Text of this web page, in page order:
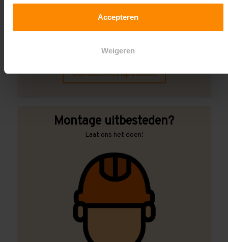
Accepteren
Weigeren
Een maat die niet op de site staat? Hogere
specialiteit!
Contact met specialist
Montage uitbesteden?
Laat ons het doen!